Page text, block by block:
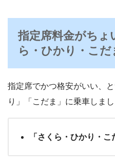
指定席料金がちょ
ら・ひかり・こだ
指定席でかつ格安がいい、
り」「こだま」に乗車しまし
「さくら・ひかり・